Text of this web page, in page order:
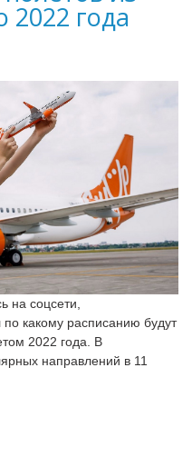
2022 года
на соцсети,
какому расписанию будут
2022 года. В
направлений в 11